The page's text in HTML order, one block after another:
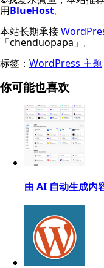
用BlueHost。
本站长期承接
「chenduopapa」。
标签： WordPress 主题
你可能也喜欢
由 AI 自动生成内